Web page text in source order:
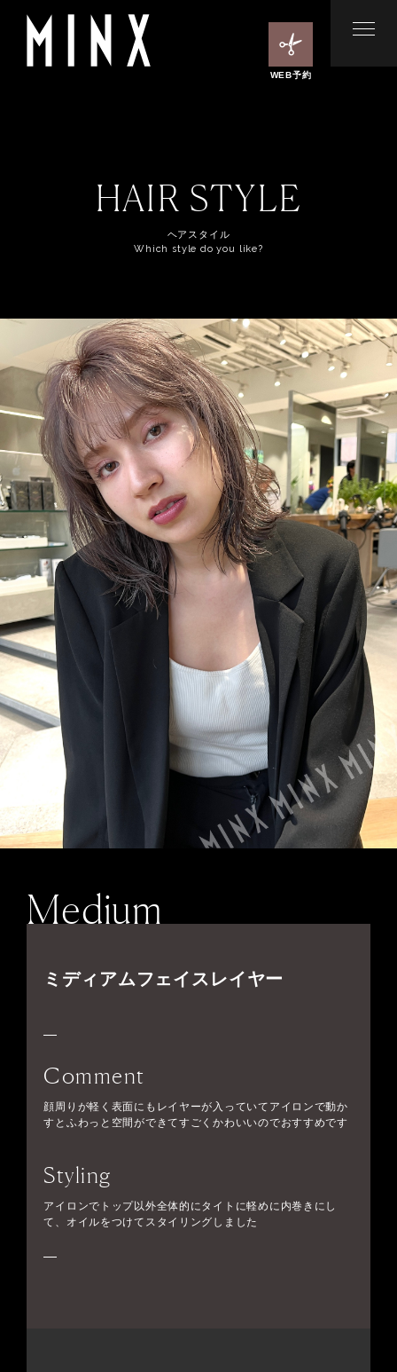
WEB予約
HAIR STYLE
ヘアスタイル
Which style do you like?
Medium
ミディアムフェイスレイヤー
Comment
顔周りが軽く表面にもレイヤーが入っていてアイロンで動か
すとふわっと空間ができてすごくかわいいのでおすすめです
Styling
アイロンでトップ以外全体的にタイトに軽めに内巻きにし
て、オイルをつけてスタイリングしました